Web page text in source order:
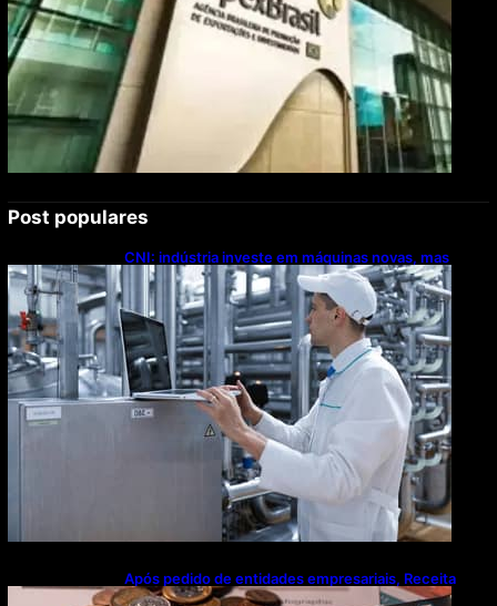
Post populares
CNI: indústria investe em máquinas novas, mas
modernização tecnológica avança lentamente
Após pedido de entidades empresariais, Receita
flexibiliza regras da Reforma Tributária